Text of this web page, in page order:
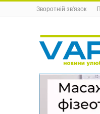
Зворотній зв’язок